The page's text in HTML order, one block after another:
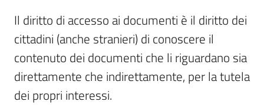
P
r
Il diritto di accesso ai documenti è il diritto dei
cittadini (anche stranieri) di conoscere il
contenuto dei documenti che li riguardano sia
direttamente che indirettamente, per la tutela
dei propri interessi.